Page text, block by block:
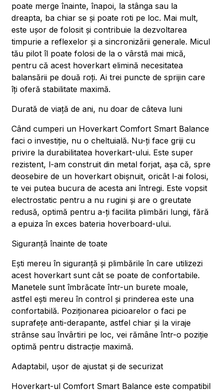
poate merge înainte, înapoi, la stânga sau la
dreapta, ba chiar se și poate roti pe loc. Mai mult,
este ușor de folosit și contribuie la dezvoltarea
timpurie a reflexelor și a sincronizării generale. Micul
tău pilot îl poate folosi de la o vârstă mai mică,
pentru că acest hoverkart elimină necesitatea
balansării pe două roți. Ai trei puncte de sprijin care
îți oferă stabilitate maximă.
Durată de viață de ani, nu doar de câteva luni
Când cumperi un Hoverkart Comfort Smart Balance
faci o investiție, nu o cheltuială. Nu-ți face griji cu
privire la durabilitatea hoverkart-ului. Este super
rezistent, l-am construit din metal forjat, așa că, spre
deosebire de un hoverkart obișnuit, oricât l-ai folosi,
te vei putea bucura de acesta ani întregi. Este vopsit
electrostatic pentru a nu rugini și are o greutate
redusă, optimă pentru a-ți facilita plimbări lungi, fără
a epuiza în exces bateria hoverboard-ului.
Siguranță înainte de toate
Ești mereu în siguranță și plimbările în care utilizezi
acest hoverkart sunt cât se poate de confortabile.
Manetele sunt îmbrăcate într-un burete moale,
astfel ești mereu în control și prinderea este una
confortabilă. Poziționarea picioarelor o faci pe
suprafețe anti-derapante, astfel chiar și la viraje
strânse sau învârtiri pe loc, vei rămâne într-o poziție
optimă pentru distracție maximă.
Adaptabil, ușor de ajustat și de securizat
Hoverkart-ul Comfort Smart Balance este compatibil